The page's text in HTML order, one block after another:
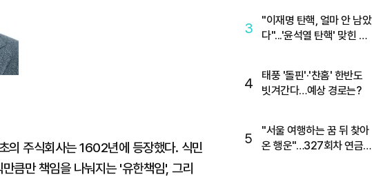
의 주식회사는 1602년에 등장했다. 식민
큼만 책임을 나눠지는 '유한책임', 그리
3
"이재명 탄핵, 얼마 안 남았
다"...'윤석열 탄핵' 맞힌 무
4
태풍 '돌핀'·'찬홈' 한반도
빗겨간다…예상 경로는?
5
"서울 여행하는 꿈 뒤 찾아
온 행운"…327회차 연금